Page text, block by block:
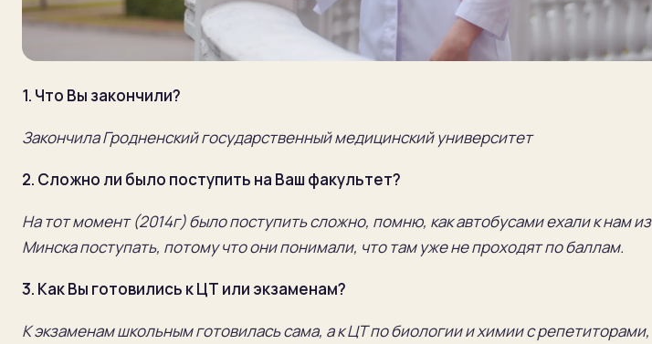
1. Что Вы закончили?
Закончила Гродненский государственный медицинский университет
2. Сложно ли было поступить на Ваш факультет?
На тот момент (2014г) было поступить сложно, помню, как автобусами ехали к нам из
Минска поступать, потому что они понимали, что там уже не проходятпо баллам.
3. Как Вы готовились к ЦТ или экзаменам?
К экзаменам школьным готовилась сама, а к ЦТ по биологии и химии с репетиторами,